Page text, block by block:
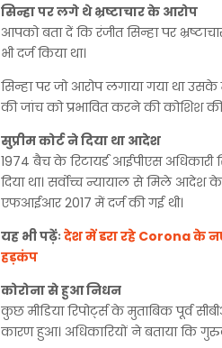
सिन्हा पर लगे थे भ्रष्टाचार के आरोप
आपको बता दें कि रंजीत सिन्हा पर
भी दर्ज किया था।
सिन्हा पर जो आरोप लगाया गया था
की जांच को प्रभावित करने की कोशिश की
सुप्रीम कोर्ट ने दिया था आदेश
1974 बैच के रिटायर्ड आईपीएस
दिया था। सर्वोच्च न्यायाल से मिले
एफआईआर 2017 में दर्ज की गई थी।
यह भी पढ़ेंः देश में डरा रहे Corona के
हड़कंप
कोरोना से हुआ निधन
कुछ मीडिया रिपोर्ट्स के मुताबिक पूर्व
कारण हुआ। अधिकारियों ने बताया कि